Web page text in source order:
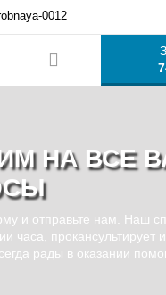
0012
НА ВСЕ
и отправьте нам. Наш
часа, прокансультирует
рады в оказании